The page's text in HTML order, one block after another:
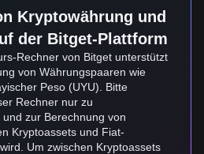
Kryptowährung und
der Bitget-Plattform
Rechner von Bitget unterstützt
von Währungspaaren wie
Peso (UYU). Bitte
Rechner nur zu
zur Berechnung von
Kryptoassets und Fiat-
Um zwischen Kryptoassets